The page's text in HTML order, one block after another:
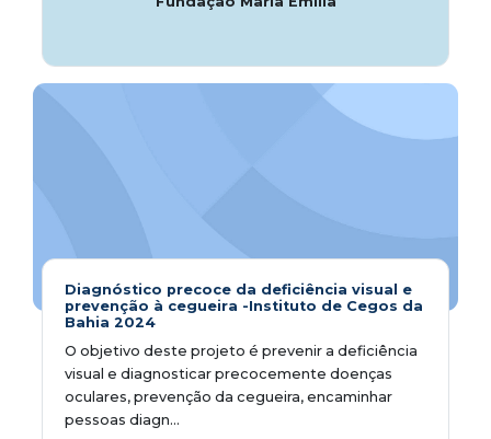
Diagnóstico precoce da deficiência visual e
prevenção à cegueira -Instituto de Cegos da
Bahia 2024
O objetivo deste projeto é prevenir a deficiência
visual e diagnosticar precocemente doenças
oculares, prevenção da cegueira, encaminhar
pessoas diagn...